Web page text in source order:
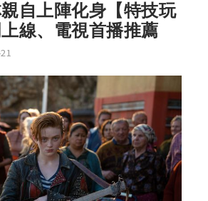
自上陣化身【特技玩
線、電視首播推薦